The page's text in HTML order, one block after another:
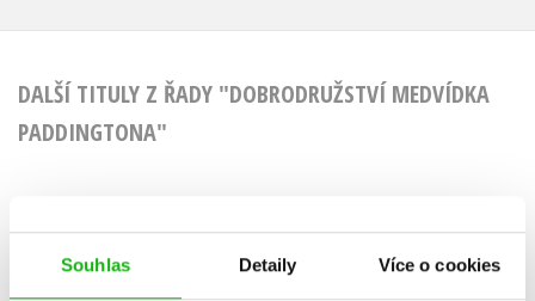
Souhlas Detaily Více o cookies
DALŠÍ TITULY Z ŘADY "DOBRODRUŽSTVÍ MEDVÍDKA
PADDINGTONA"
medvídka